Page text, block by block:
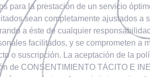
para la prestación de un servicio
sean completamente ajustados a
a éste de cualquier
facilitados, y se comprometen a
o suscripción. La aceptación de la
de CONSENTIMIENTO TÁCITO E